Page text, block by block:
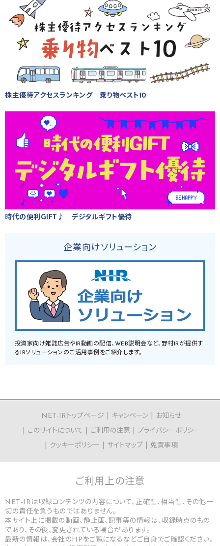
株主優待アクセスランキング 乗り物ベスト10
時代の便利GIFT♪ デジタルギフト優待
企業向けソリューション
投資家向け雑誌広告やIR動画の配信、WEB説明会など、野村IRが提供す
るIRソリューションのご活用事例をご紹介します。
NET-IRトップページ キャンペーン
お知らせ
このサイトについて
ご利用の注意
プライバシーポリシー
クッキーポリシー
サイトマップ 免責事項
ご利用上の注意
NET-IRは収録コンテンツの内容について、正確性、相当性、その他一
切の責任を負うものではありません。
本サイト上に掲載の動画、静止画、記事等の情報は、収録時点のもの
であり、その後、変更されている場合があります。
最新の情報は、会社のHPをご覧になるなどご自身でご確認ください。